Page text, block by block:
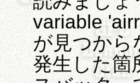
variable
が見つから
発生した箇